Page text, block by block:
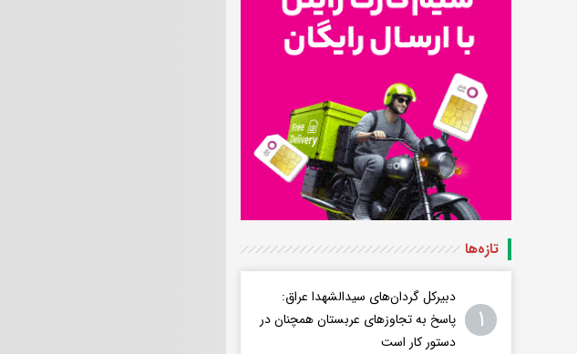
تازه‌ها
۱
دبیرکل گردان‌های سیدالشهدا عراق:
پاسخ به تجاوزهای عربستان همچنان در
دستور کار است